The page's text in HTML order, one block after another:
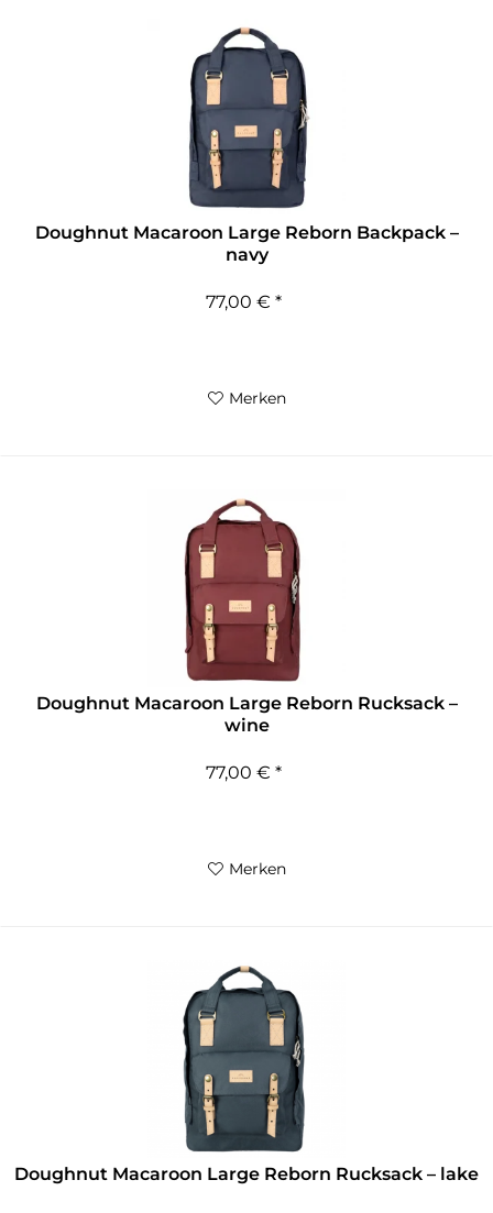
Doughnut Macaroon Large Reborn Backpack –
navy
77,00 € *
Merken
Doughnut Macaroon Large Reborn Rucksack –
wine
77,00 € *
Merken
Doughnut Macaroon Large Reborn Rucksack – lake